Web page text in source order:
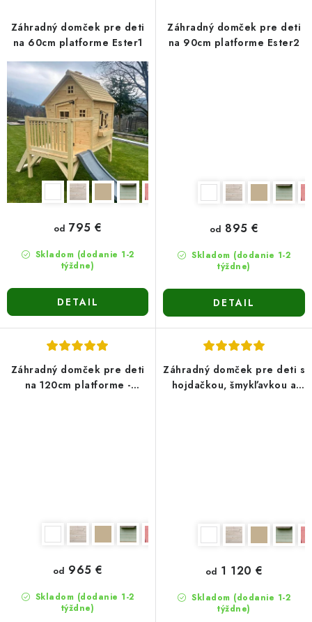
Záhradný domček pre deti
na 60cm platforme Ester1
Skladom (dodanie 1-2
týždne)
od 795 €
DETAIL
Záhradný domček pre deti
na 90cm platforme Ester2
Skladom (dodanie 1-2
týždne)
od 895 €
DETAIL
Záhradný domček pre deti
na 120cm platforme -
Skladom (dodanie 1-2
týždne)
od 965 €
Záhradný domček pre deti s
hojdačkou, šmykľavkou a
Skladom (dodanie 1-2
týždne)
od 1 120 €